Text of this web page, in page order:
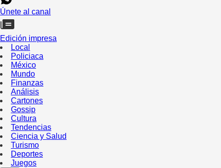
Únete al canal
Edición impresa
Local
Policiaca
México
Mundo
Finanzas
Análisis
Cartones
Gossip
Cultura
Tendencias
Ciencia y Salud
Turismo
Deportes
Juegos